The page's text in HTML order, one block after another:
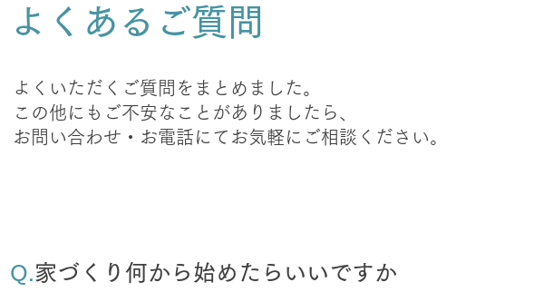
​よくあるご質問
​よくいただくご質問をまとめました。
この他にもご不安なことがありましたら、
​お問い合わせ・お電話にてお気軽にご相談ください。
Q.​家づくり何から始めたらいいですか